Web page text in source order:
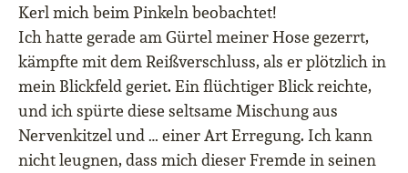
Kerl mich beim Pinkeln beobachtet!
Ich hatte gerade am Gürtel meiner Hose gezerrt,
kämpfte mit dem Reißverschluss, als er plötzlich in
mein Blickfeld geriet. Ein flüchtiger Blick reichte,
und ich spürte diese seltsame Mischung aus
Nervenkitzel und … einer Art Erregung. Ich kann
nicht leugnen, dass mich dieser Fremde in seinen